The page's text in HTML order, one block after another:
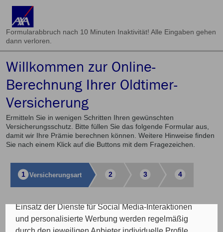
Cookie Einstellungen
Die eingesetzten Cookies auf unserer Website
werden beispielsweise verwendet für die
ordnungsgemäße Funktion der Website, zur
Verbesserung der Nutzererfahrung, Analysen des
Nutzungsverhaltens, Social Media-Interaktionen, für
Programme sowie für personalisierte Werbung.
Insgesamt werden Ihre Daten an maximal sechs
Einsatz der Dienste für Social Media-Interaktionen
und personalisierte Werbung werden regelmäßig
Formularabbruch nach 10 Minuten Inaktivität! Alle Eingaben gehen
dann verloren.
Willkommen zur Online-
Berechnung Ihrer Oldtimer-
Versicherung
Ermitteln Sie in wenigen Schritten Ihren gewünschten
Versicherungsschutz. Bitte füllen Sie das folgende Formular aus,
damit wir Ihre Prämie berechnen können. Weitere Hinweise finden
Sie nach einem Klick auf die Buttons mit dem Fragezeichen.
1 Versicherungs­art 2 3 4
Auswahl der Versicherungsart